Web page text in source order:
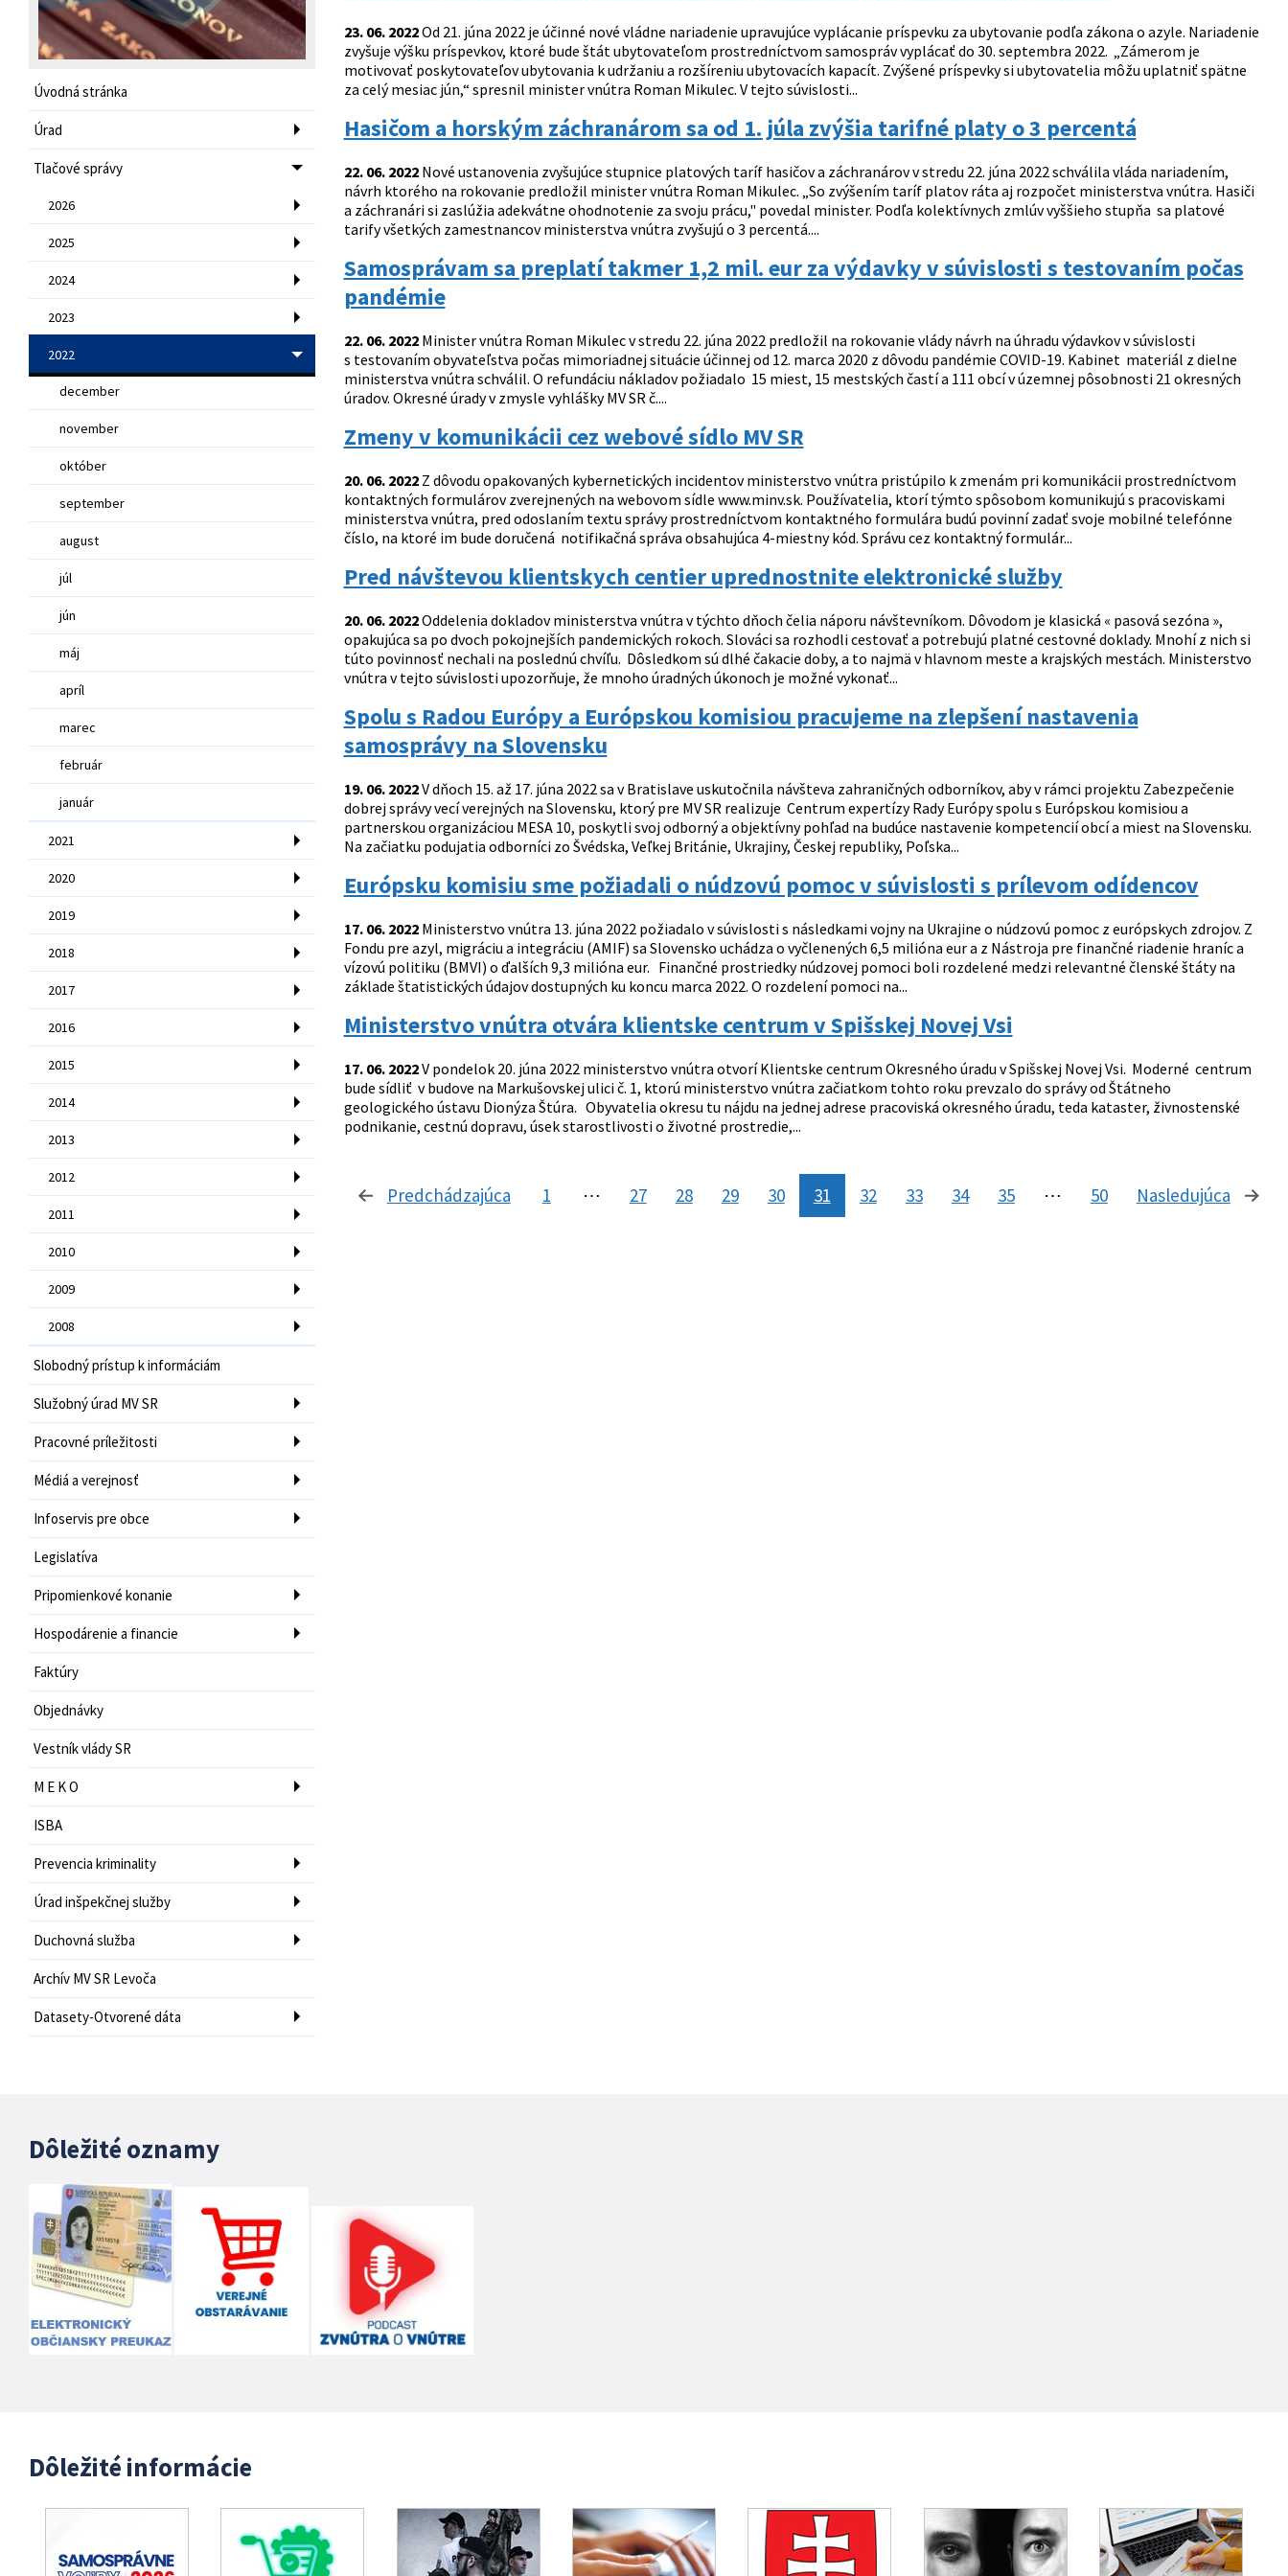
Úvodná stránka
Úrad
Tlačové správy
2026
2025
2024
2023
2022
december
november
október
september
august
júl
jún
máj
apríl
marec
február
január
2021
2020
2019
2018
2017
2016
2015
2014
2013
2012
2011
2010
2009
2008
Slobodný prístup k informáciám
Služobný úrad MV SR
Pracovné príležitosti
Médiá a verejnosť
Infoservis pre obce
Legislatíva
Pripomienkové konanie
Hospodárenie a financie
Faktúry
Objednávky
Vestník vlády SR
M E K O
ISBA
Prevencia kriminality
Úrad inšpekčnej služby
Duchovná služba
Archív MV SR Levoča
Datasety-Otvorené dáta
23. 06. 2022Od 21. júna 2022 je účinné nové vládne nariadenie upravujúce vyplácanie príspevku za ubytovanie podľa zákona o azyle. Nariadenie
zvyšuje výšku príspevkov, ktoré bude štát ubytovateľom prostredníctvom samospráv vyplácať do 30. septembra 2022. „Zámerom je
motivovať poskytovateľov ubytovania k udržaniu a rozšíreniu ubytovacích kapacít. Zvýšené príspevky si ubytovatelia môžu uplatniť spätne
za celý mesiac jún,“ spresnil minister vnútra Roman Mikulec. V tejto súvislosti...
Hasičom a horským záchranárom sa od 1. júla zvýšia tarifné platy o 3 percentá
22. 06. 2022Nové ustanovenia zvyšujúce stupnice platových taríf hasičov a záchranárov v stredu 22. júna 2022 schválila vláda nariadením,
návrh ktorého na rokovanie predložil minister vnútra Roman Mikulec. „So zvýšením taríf platov ráta aj rozpočet ministerstva vnútra. Hasiči
a záchranári si zaslúžia adekvátne ohodnotenie za svoju prácu," povedal minister. Podľa kolektívnych zmlúv vyššieho stupňa sa platové
tarify všetkých zamestnancov ministerstva vnútra zvyšujú o 3 percentá....
Samosprávam sa preplatí takmer 1,2 mil. eur za výdavky v súvislosti s testovaním počas
pandémie
22. 06. 2022Minister vnútra Roman Mikulec v stredu 22. júna 2022 predložil na rokovanie vlády návrh na úhradu výdavkov v súvislosti
s testovaním obyvateľstva počas mimoriadnej situácie účinnej od 12. marca 2020 z dôvodu pandémie COVID-19. Kabinet materiál z dielne
ministerstva vnútra schválil. O refundáciu nákladov požiadalo 15 miest, 15 mestských častí a 111 obcí v územnej pôsobnosti 21 okresných
úradov. Okresné úrady v zmysle vyhlášky MV SR č....
Zmeny v komunikácii cez webové sídlo MV SR
20. 06. 2022Z dôvodu opakovaných kybernetických incidentov ministerstvo vnútra pristúpilo k zmenám pri komunikácii prostredníctvom
kontaktných formulárov zverejnených na webovom sídle www.minv.sk. Používatelia, ktorí týmto spôsobom komunikujú s pracoviskami
ministerstva vnútra, pred odoslaním textu správy prostredníctvom kontaktného formulára budú povinní zadať svoje mobilné telefónne
číslo, na ktoré im bude doručená notifikačná správa obsahujúca 4-miestny kód. Správu cez kontaktný formulár...
Pred návštevou klientskych centier uprednostnite elektronické služby
20. 06. 2022Oddelenia dokladov ministerstva vnútra v týchto dňoch čelia náporu návštevníkom. Dôvodom je klasická « pasová sezóna »,
opakujúca sa po dvoch pokojnejších pandemických rokoch. Slováci sa rozhodli cestovať a potrebujú platné cestovné doklady. Mnohí z nich si
túto povinnosť nechali na poslednú chvíľu. Dôsledkom sú dlhé čakacie doby, a to najmä v hlavnom meste a krajských mestách. Ministerstvo
vnútra v tejto súvislosti upozorňuje, že mnoho úradných úkonoch je možné vykonať...
Spolu s Radou Európy a Európskou komisiou pracujeme na zlepšení nastavenia
samosprávy na Slovensku
19. 06. 2022V dňoch 15. až 17. júna 2022 sa v Bratislave uskutočnila návšteva zahraničných odborníkov, aby v rámci projektu Zabezpečenie
dobrej správy vecí verejných na Slovensku, ktorý pre MV SR realizuje Centrum expertízy Rady Európy spolu s Európskou komisiou a
partnerskou organizáciou MESA 10, poskytli svoj odborný a objektívny pohľad na budúce nastavenie kompetencií obcí a miest na Slovensku.
Na začiatku podujatia odborníci zo Švédska, Veľkej Británie, Ukrajiny, Českej republiky, Poľska...
Európsku komisiu sme požiadali o núdzovú pomoc v súvislosti s prílevom odídencov
17. 06. 2022Ministerstvo vnútra 13. júna 2022 požiadalo v súvislosti s následkami vojny na Ukrajine o núdzovú pomoc z európskych zdrojov. Z
Fondu pre azyl, migráciu a integráciu (AMIF) sa Slovensko uchádza o vyčlenených 6,5 milióna eur a z Nástroja pre finančné riadenie hraníc a
vízovú politiku (BMVI) o ďalších 9,3 milióna eur. Finančné prostriedky núdzovej pomoci boli rozdelené medzi relevantné členské štáty na
základe štatistických údajov dostupných ku koncu marca 2022. O rozdelení pomoci na...
Ministerstvo vnútra otvára klientske centrum v Spišskej Novej Vsi
17. 06. 2022V pondelok 20. júna 2022 ministerstvo vnútra otvorí Klientske centrum Okresného úradu v Spišskej Novej Vsi. Moderné centrum
bude sídliť v budove na Markušovskej ulici č. 1, ktorú ministerstvo vnútra začiatkom tohto roku prevzalo do správy od Štátneho
geologického ústavu Dionýza Štúra. Obyvatelia okresu tu nájdu na jednej adrese pracoviská okresného úradu, teda kataster, živnostenské
podnikanie, cestnú dopravu, úsek starostlivosti o životné prostredie,...
Predchádzajúca stránka
1 ⋯ 27 28 29 30 31 32 33 34 35 ⋯ 50 Nasledujúca
Dôležité oznamy
Dôležité informácie